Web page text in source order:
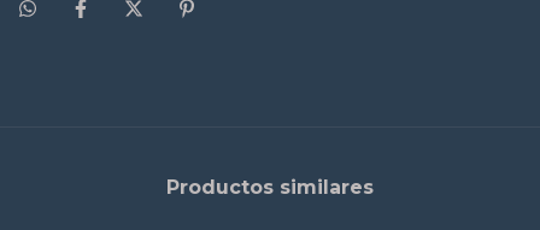
Productos similares